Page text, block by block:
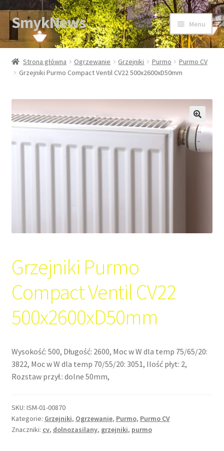
Przejdź
do
nawigacji
Przejdź
do
treści
SmykNews Menu
Strona główna
Strona główna Ogrzewanie Grzejniki Purmo
Purmo CV
Grzejniki Purmo Compact Ventil CV22 500x2600xD50mm
Grzejniki Purmo
Compact Ventil CV22
500x2600xD50mm
Wysokość: 500, Długość: 2600, Moc w W dla temp 75/65/20:
3822, Moc w W dla temp 70/55/20: 3051, Ilość płyt: 2,
Rozstaw przył.: dolne 50mm,
SKU: ISM-01-00870
Kategorie: Grzejniki, Ogrzewanie, Purmo, Purmo CV
Znaczniki: cv, dolnozasilany, grzejniki, purmo